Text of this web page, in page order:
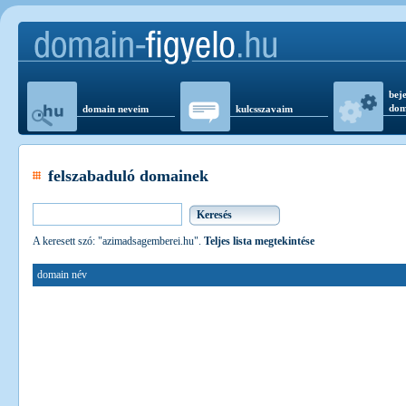
domain neveim kulcsszavaim
felszabaduló domainek
A keresett szó: "azimadsagemberei.hu". Teljes lista megtekintése
domain név